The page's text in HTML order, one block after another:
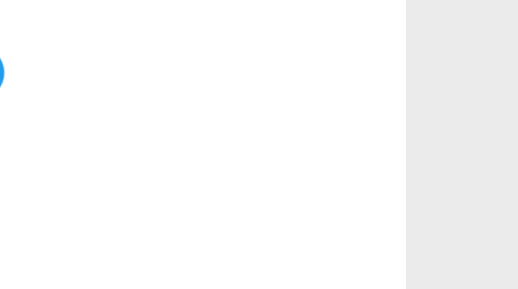
Tablet, 11 ", Liquid Retina, 2360x1640 px, Apple, Apple A16,